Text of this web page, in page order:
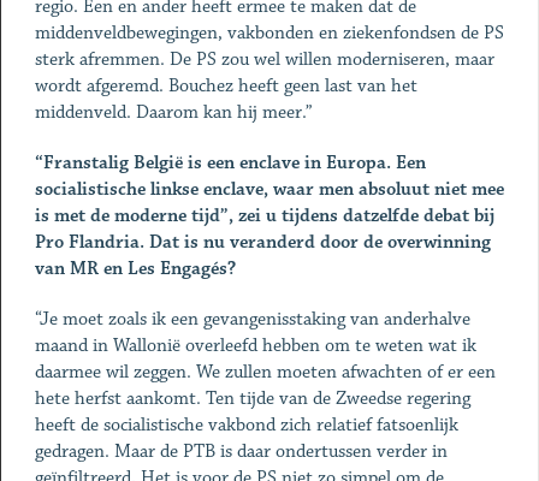
regio. Een en ander heeft ermee te maken dat de
middenveldbewegingen, vakbonden en ziekenfondsen de PS
sterk afremmen. De PS zou wel willen moderniseren, maar
wordt afgeremd. Bouchez heeft geen last van het
middenveld. Daarom kan hij meer.”
“Franstalig België is een enclave in Europa. Een
socialistische linkse enclave, waar men absoluut niet mee
is met de moderne tijd”, zei u tijdens datzelfde debat bij
Pro Flandria. Dat is nu veranderd door de overwinning
van MR en Les Engagés?
“Je moet zoals ik een gevangenisstaking van anderhalve
maand in Wallonië overleefd hebben om te weten wat ik
daarmee wil zeggen. We zullen moeten afwachten of er een
hete herfst aankomt. Ten tijde van de Zweedse regering
heeft de socialistische vakbond zich relatief fatsoenlijk
gedragen. Maar de PTB is daar ondertussen verder in